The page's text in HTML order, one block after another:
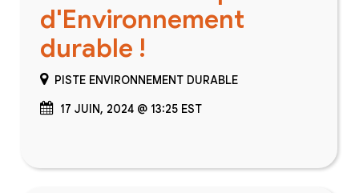
d'Environnement
durable !
PISTE ENVIRONNEMENT DURABLE
17 JUIN, 2024 @ 13:25 EST